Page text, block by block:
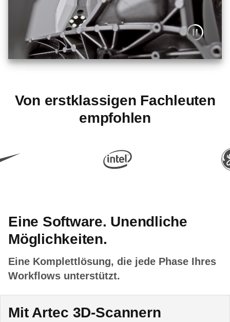
Von erstklassigen Fachleuten
empfohlen
Eine Software. Unendliche
Möglichkeiten.
Eine Komplettlösung, die jede Phase Ihres
Workflows unterstützt.
Mit Artec 3D-Scannern